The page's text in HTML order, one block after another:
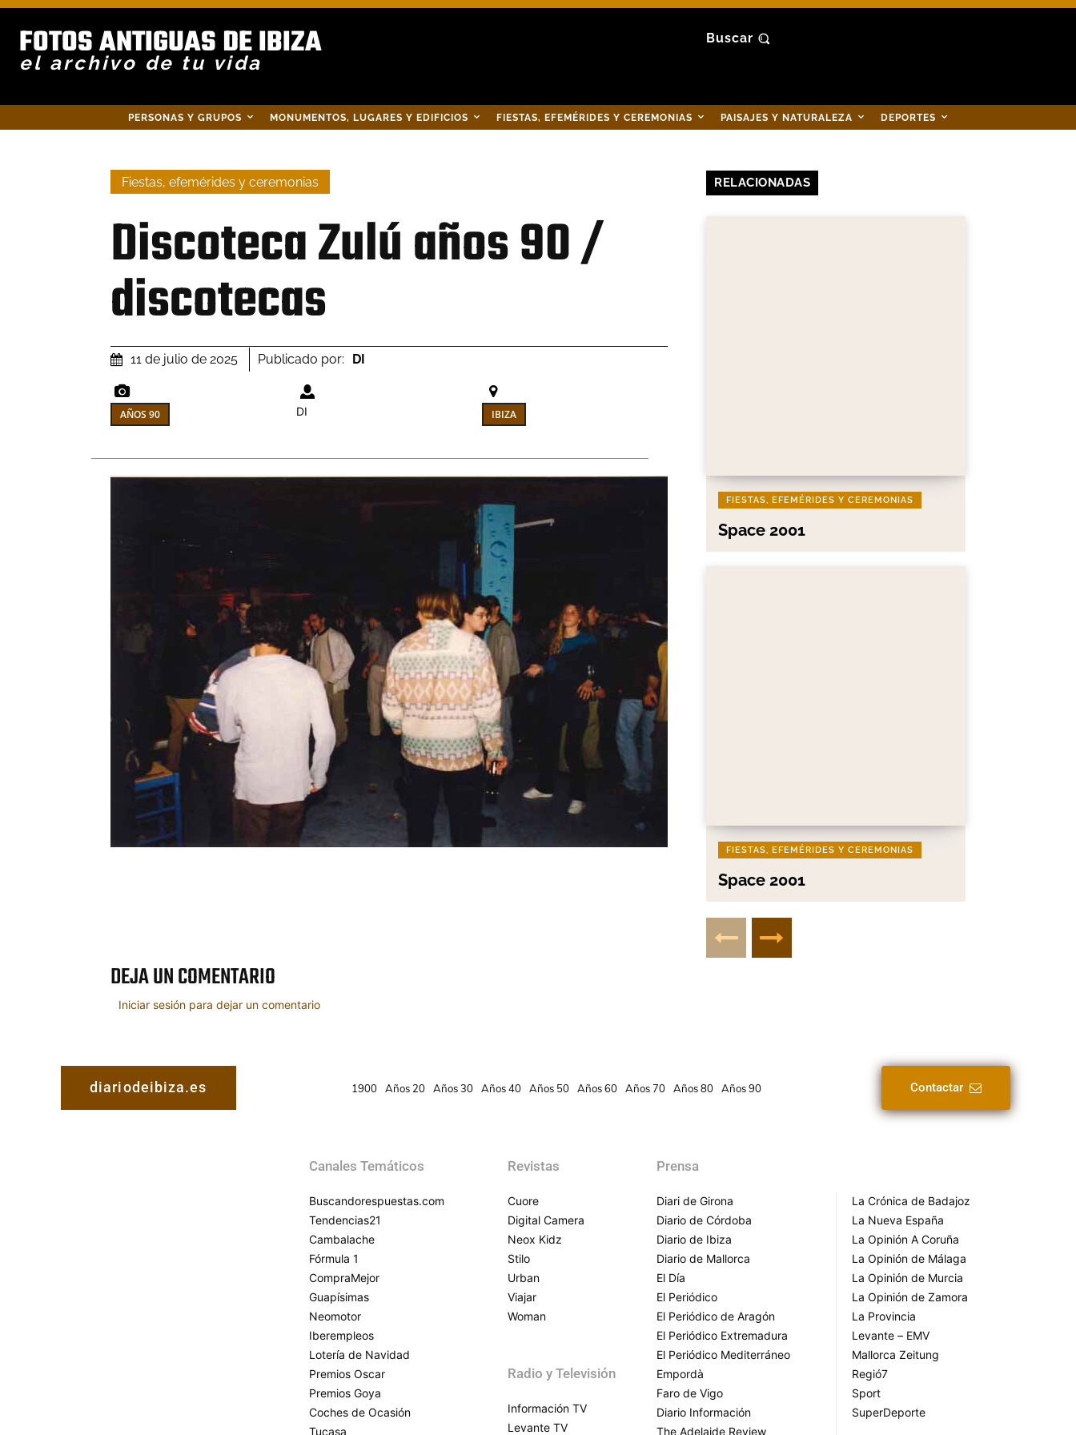
FOTOS ANTIGUAS DE IBIZA
el archivo de tu vida
Buscar
PERSONAS Y GRUPOS MONUMENTOS, LUGARES Y EDIFICIOS FIESTAS, EFEMÉRIDES Y CEREMONIAS PAISAJES Y NATURALEZA DEPORTES
Fiestas, efemérides y ceremonias
Discoteca Zulú años 90 /
discotecas
11 de julio de 2025 Publicado por: DI
AÑOS 90 DI IBIZA
DEJA UN COMENTARIO
Iniciar sesión para dejar un comentario
RELACIONADAS
FIESTAS, EFEMÉRIDES Y CEREMONIAS
Space 2001
FIESTAS, EFEMÉRIDES Y CEREMONIAS
Space 2001
diariodeibiza.es 1900 Años 20 Años 30 Años 40 Años 50 Años 60 Años 70 Años 80 Años 90 Contactar
Canales Temáticos
Buscandorespuestas.com
Tendencias21
Cambalache
Fórmula 1
CompraMejor
Guapísimas
Neomotor
Iberempleos
Lotería de Navidad
Premios Oscar
Premios Goya
Coches de Ocasión
Tucasa
Revistas
Cuore
Digital Camera
Neox Kidz
Stilo
Urban
Viajar
Woman
Radio y Televisión
Información TV
Levante TV
Prensa
Diari de Girona
Diario de Córdoba
Diario de Ibiza
Diario de Mallorca
El Día
El Periódico
El Periódico de Aragón
El Periódico Extremadura
El Periódico Mediterráneo
Empordà
Faro de Vigo
Diario Información
The Adelaide Review
La Crónica de Badajoz
La Nueva España
La Opinión A Coruña
La Opinión de Málaga
La Opinión de Murcia
La Opinión de Zamora
La Provincia
Levante – EMV
Mallorca Zeitung
Regió7
Sport
SuperDeporte